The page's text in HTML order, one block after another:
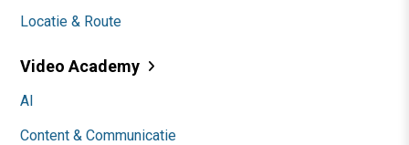
Locatie & Route
Video Academy
AI
Content & Communicatie